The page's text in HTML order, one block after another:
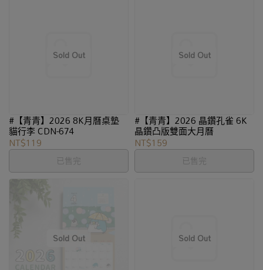
#【青青】2026 8K月曆桌墊
貓行李 CDN-674
NT$119
已售完
#【青青】2026 晶鑽孔雀 6K
晶鑽凸版雙面大月曆
NT$159
已售完